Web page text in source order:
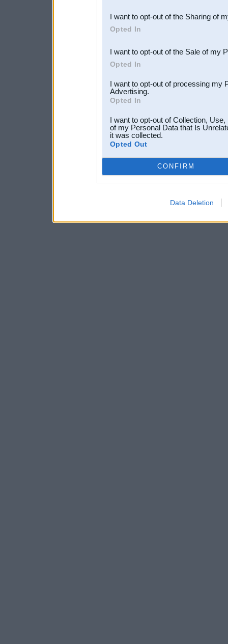
Downstream Participants
third parties.
I want to opt-out of the Sharing of
Opted In
I want to opt-out of the Sale of my
Opted In
I want to opt-out of processing my
Advertising.
Opted In
I want to opt-out of Collection,
of my Personal Data that Is
it was collected.
Opted Out
CONFIRM
Data Deletion